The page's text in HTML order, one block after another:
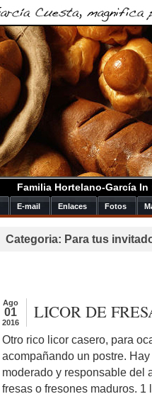
Familia Hortelano-García
E-mail Enlaces Fotos
Categoria: Para tus
Ago
01
2016
LICOR DE
Otro rico licor casero, para
acompañando un postre.
moderado y responsable del
fresas o fresones maduros.